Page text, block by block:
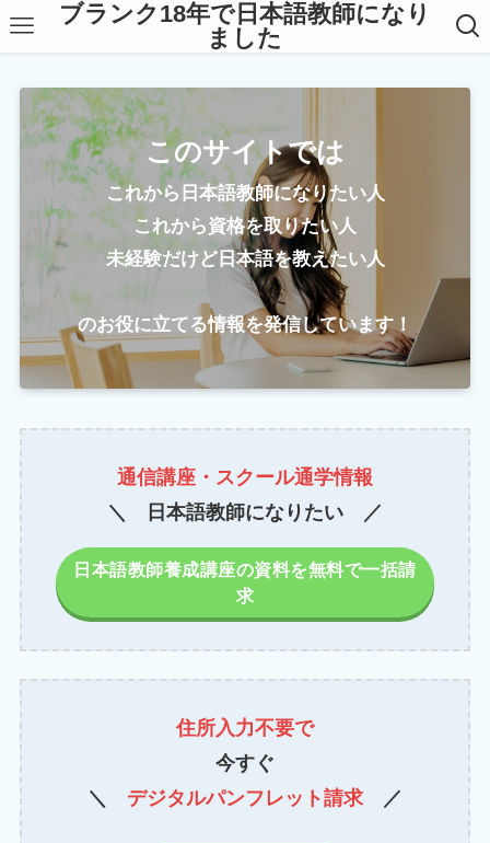
ブランク18年で日本語教師になり
ました
このサイトでは
これから日本語教師になりたい人
これから資格を取りたい人
未経験だけど日本語を教えたい人
のお役に立てる情報を発信しています！
通信講座・スクール通学情報
＼ 日本語教師になりたい ／
日本語教師養成講座の資料を無料で一括請
求
住所入力不要で
今すぐ
＼ デジタルパンフレット請求 ／